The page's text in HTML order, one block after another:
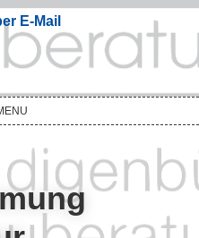
E-Mail